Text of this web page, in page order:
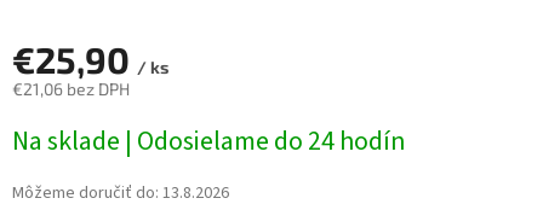
€25,90 / ks
€21,06 bez DPH
cena:
Na sklade | Odosielame do 24 hodín
Môžeme doručiť do: 13.8.2026